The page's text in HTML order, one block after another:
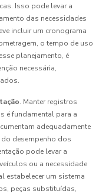
Isso pode levar a
das necessidades
incluir um cronograma
o tempo de uso
planejamento, é
necessária,
. Manter registros
é fundamental para a
adequadamente
desempenho dos
pode levar a
ou a necessidade
estabelecer um sistema
peças substituídas,